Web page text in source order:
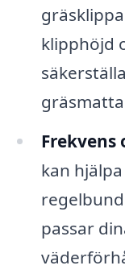
klipphöjd
Frekvens
kan
passar